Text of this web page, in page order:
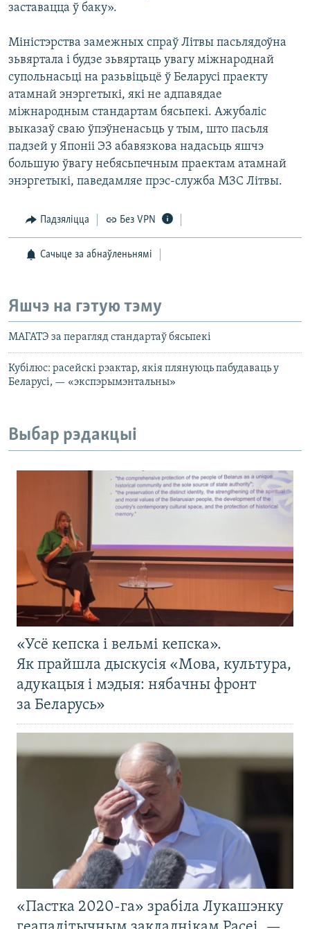
заставацца ў баку».
Міністэрства замежных спраў Літвы пасьлядоўна
зьвяртала і будзе зьвяртаць увагу міжнароднай
супольнасьці на разьвіцьцё ў Беларусі праекту
атамнай энэргетыкі, які не адпавядае
міжнародным стандартам бясьпекі. Ажубаліс
выказаў сваю ўпэўненасьць у тым, што пасьля
падзей у Японіі ЭЗ абавязкова надасьць яшчэ
большую ўвагу небясьпечным праектам атамнай
энэргетыкі, паведамляе прэс-служба МЗС Літвы.
Падзяліцца Без VPN
Сачыце за абнаўленьнямі
Яшчэ на гэтую тэму
МАГАТЭ за перагляд стандартаў бясьпекі
Кубілюс: расейскі рэактар, якія плянуюць пабудаваць у
Беларусі, — «экспэрымэнтальны»
Выбар рэдакцыі
«Усё кепска і вельмі кепска».
Як прайшла дыскусія «Мова, культура,
адукацыя і мэдыя: нябачны фронт
за Беларусь»
«Пастка 2020-га» зрабіла Лукашэнку